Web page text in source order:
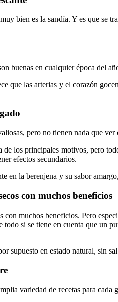
bien es la sandía. Y es que se
buenas en cualquier época del
que las arterias y el corazón
pero no tienen nada que
los principales motivos, pero
efectos secundarios.
en la berenjena y su sabor
con muchos beneficios
con muchos beneficios. Pero
si se tiene en cuenta que un
supuesto en estado natural, sin
variedad de recetas para